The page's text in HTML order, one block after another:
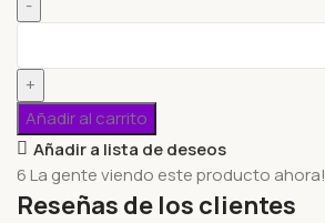
Añadir al carrito
Añadir a lista de deseos
6 La gente viendo este producto ahora!
Reseñas de los clientes